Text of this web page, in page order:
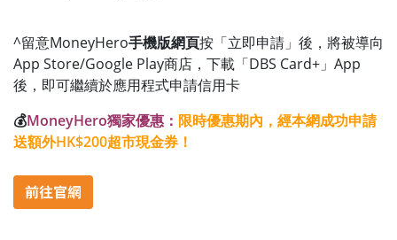
^留意MoneyHero手機版網頁按「立即申請」後，將被導向
App Store/Google Play商店，下載「DBS Card+」App
後，即可繼續於應用程式申請信用卡
💰MoneyHero獨家優惠： 限時優惠期內，經本網成功申請
送額外HK$200超市現金券！